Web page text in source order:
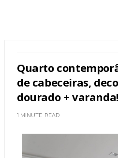
Quarto
de cabeceiras,
dourado + varanda!
1 MINUTE READ